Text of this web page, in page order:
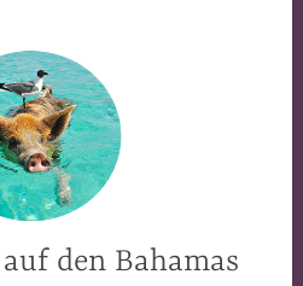
den Bahamas